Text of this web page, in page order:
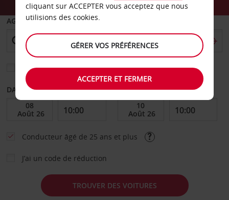
AGENCE DE DÉPART
Sélectionnez une autre agence de retour
DATE DE DÉBUT DATE DE FIN
Conducteur âgé de 25 ans et plus
J’ai un code de réduction
TROUVER DES VOITURES
cliquant sur ACCEPTER vous acceptez que nous
utilisions des cookies.
GÉRER VOS PRÉFÉRENCES
ACCEPTER ET FERMER